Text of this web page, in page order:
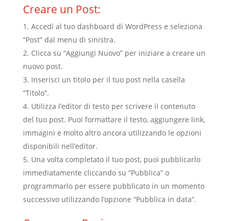
Creare un Post:
Accedi al tuo dashboard di WordPress e seleziona
“Post” dal menu di sinistra.
Clicca su “Aggiungi Nuovo” per iniziare a creare un
nuovo post.
Inserisci un titolo per il tuo post nella casella
“Titolo”.
Utilizza l’editor di testo per scrivere il contenuto
del tuo post. Puoi formattare il testo, aggiungere link,
immagini e molto altro ancora utilizzando le opzioni
disponibili nell’editor.
Una volta completato il tuo post, puoi pubblicarlo
immediatamente cliccando su “Pubblica” o
programmarlo per essere pubblicato in un momento
successivo utilizzando l’opzione “Pubblica in data”.